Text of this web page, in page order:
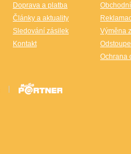
Doprava a platba
Články a aktuality
Sledování zásilek
Kontakt
Výměna
Ochrana
|